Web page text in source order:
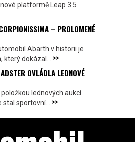
platformě Leap 3.5
– PROLOMENÉ
Abarth v historii je
který dokázal... >>
OVLÁDLA LEDNOVÉ
lednových aukcí
sportovní... >>